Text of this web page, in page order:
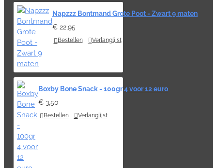
Napzzz Bontmand Grote Poot - Zwart 9 maten
€ 22,95
Bestellen Verlanglijst
Boxby Bone Snack - 100gr 4 voor 12 euro
€ 3,50
Bestellen Verlanglijst